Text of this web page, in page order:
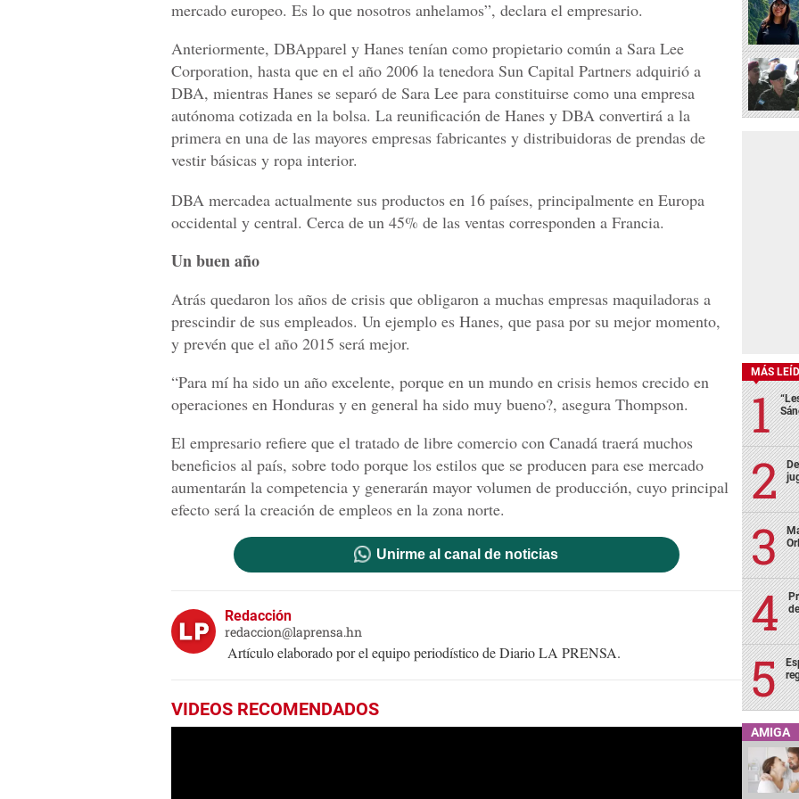
mercado europeo. Es lo que nosotros anhelamos”, declara el empresario.
Anteriormente, DBApparel y Hanes tenían como propietario común a Sara Lee
Corporation, hasta que en el año 2006 la tenedora Sun Capital Partners adquirió a
DBA, mientras Hanes se separó de Sara Lee para constituirse como una empresa
autónoma cotizada en la bolsa. La reunificación de Hanes y DBA convertirá a la
primera en una de las mayores empresas fabricantes y distribuidoras de prendas de
vestir básicas y ropa interior.
DBA mercadea actualmente sus productos en 16 países, principalmente en Europa
occidental y central. Cerca de un 45% de las ventas corresponden a Francia.
Un buen año
Atrás quedaron los años de crisis que obligaron a muchas empresas maquiladoras a
prescindir de sus empleados. Un ejemplo es Hanes, que pasa por su mejor momento,
y prevén que el año 2015 será mejor.
“Para mí ha sido un año excelente, porque en un mundo en crisis hemos crecido en
operaciones en Honduras y en general ha sido muy bueno?, asegura Thompson.
El empresario refiere que el tratado de libre comercio con Canadá traerá muchos
beneficios al país, sobre todo porque los estilos que se producen para ese mercado
aumentarán la competencia y generarán mayor volumen de producción, cuyo principal
efecto será la creación de empleos en la zona norte.
Unirme al canal de noticias
Redacción
redaccion@laprensa.hn
Artículo elaborado por el equipo periodístico de Diario LA PRENSA.
VIDEOS RECOMENDADOS
MÁS
AMIGA